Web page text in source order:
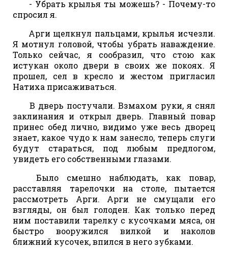
- Убрать крылья ты можешь? - Почему-то
спросил я.
Арги щелкнул пальцами, крылья исчезли.
Я мотнул головой, чтобы убрать наваждение.
Только сейчас, я сообразил, что стою как
истукан около двери в своих же покоях. Я
прошел, сел в кресло и жестом пригласил
Натиха присаживаться.
В дверь постучали. Взмахом руки, я снял
заклинания и открыл дверь. Главный повар
принес обед лично, видимо уже весь дворец
знает, какое чудо к нам занесло, теперь слуги
будут стараться, под любым предлогом,
увидеть его собственными глазами.
Было смешно наблюдать, как повар,
расставляя тарелочки на столе, пытается
рассмотреть Арги. Арги не смущали его
взгляды, он был голоден. Как только перед
ним поставили тарелку с кусочками мяса, он
быстро вооружился вилкой и наколов
ближний кусочек, впился в него зубками.